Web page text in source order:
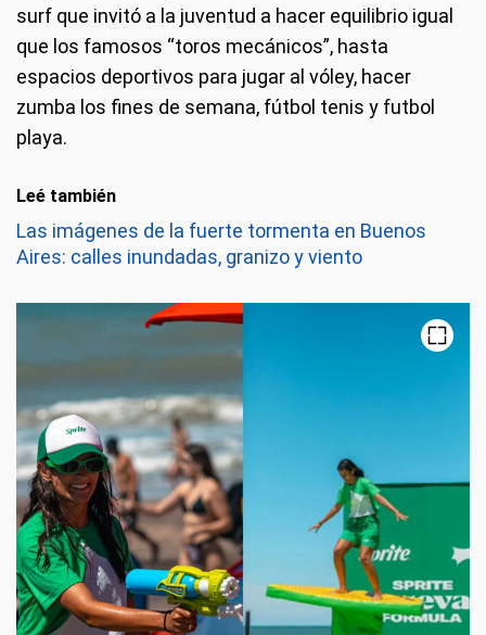
surf que invitó a la juventud a hacer equilibrio igual
que los famosos “toros mecánicos”, hasta
espacios deportivos para jugar al vóley, hacer
zumba los fines de semana, fútbol tenis y futbol
playa.
Leé también
Las imágenes de la fuerte tormenta en Buenos
Aires: calles inundadas, granizo y viento